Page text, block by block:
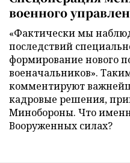
военного
«Фактически мы
последствий
формирование нового
военачальников».
комментируют
кадровые решения,
Минобороны. Что
Вооруженных силах?